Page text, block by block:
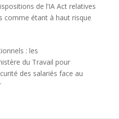
de l’IA Act relatives
comme étant à haut risque
: les
du Travail pour
des salariés face au